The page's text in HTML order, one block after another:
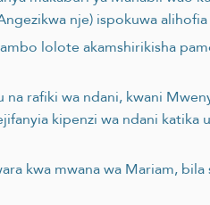
nje) ispokuwa
lolote akamshirikisha
rafiki wa ndani, kwani
kipenzi wa ndani katika
kwa mwana wa Mariam,